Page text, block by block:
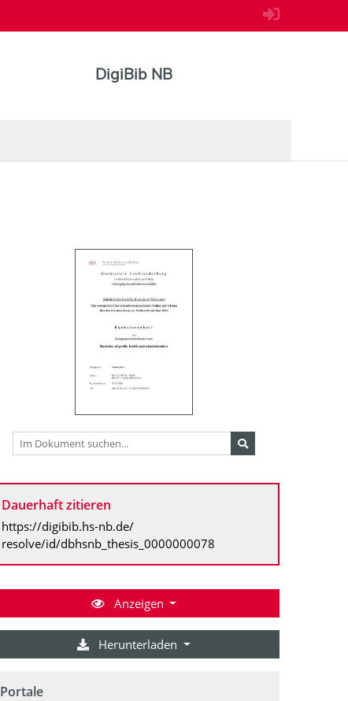
DigiBib NB
Dauerhaft zitieren
https://digibib.hs-nb.de/
resolve/id/dbhsnb_thesis_0000000078
Anzeigen
Herunterladen
Portale